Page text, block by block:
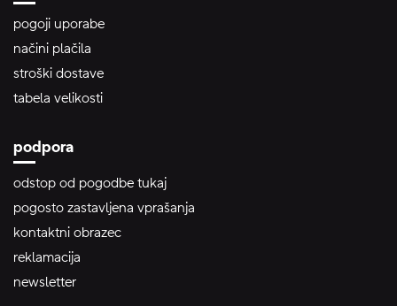
pogoji uporabe
načini plačila
stroški dostave
tabela velikosti
podpora
odstop od pogodbe tukaj
pogosto zastavljena vprašanja
kontaktni obrazec
reklamacija
newsletter